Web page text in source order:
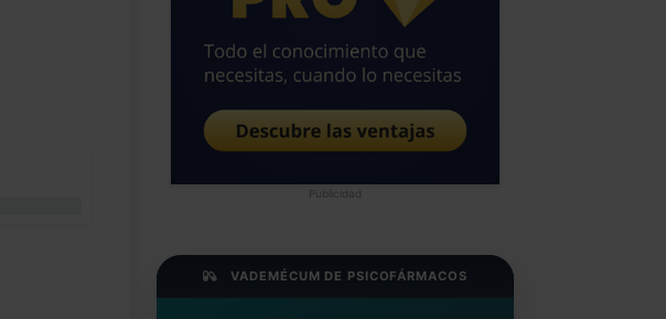
Publicidad
VADEMÉCUM DE PSICOFÁRMACOS